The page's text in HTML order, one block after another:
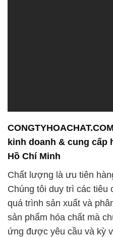
kinh doanh & cung cấp
Hồ Chí Minh
Chất lượng là ưu tiên
Chúng tôi duy trì các tiêu
quá trình sản xuất và
sản phẩm hóa chất mà
ứng được yêu cầu và kỳ